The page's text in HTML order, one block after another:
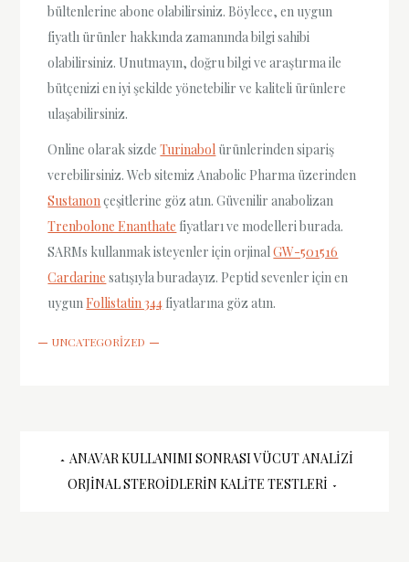
bültenlerine abone olabilirsiniz. Böylece, en uygun
fiyatlı ürünler hakkında zamanında bilgi sahibi
olabilirsiniz. Unutmayın, doğru bilgi ve araştırma ile
bütçenizi en iyi şekilde yönetebilir ve kaliteli ürünlere
ulaşabilirsiniz.
Online olarak sizdeTurinabol ürünlerinden sipariş
verebilirsiniz. Web sitemiz Anabolic Pharma üzerinden
Sustanonçeşitlerine göz atın. Güvenilir anabolizan
Trenbolone Enanthate fiyatları ve modelleri burada.
SARMs kullanmak isteyenler için orjinalGW-501516
Cardarine satışıyla buradayız. Peptid sevenler için en
uygunFollistatin 344 fiyatlarına göz atın.
UNCATEGORIZED
Yazı
ANAVAR KULLANIMI SONRASI VÜCUT ANALIZI
ORJINAL STEROIDLERIN KALITE TESTLERI